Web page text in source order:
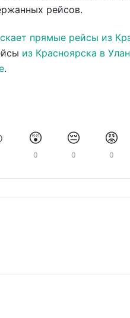
рейсов.
прямые рейсы из
из Красноярска в
.
😲
0
😔
0
😡
0